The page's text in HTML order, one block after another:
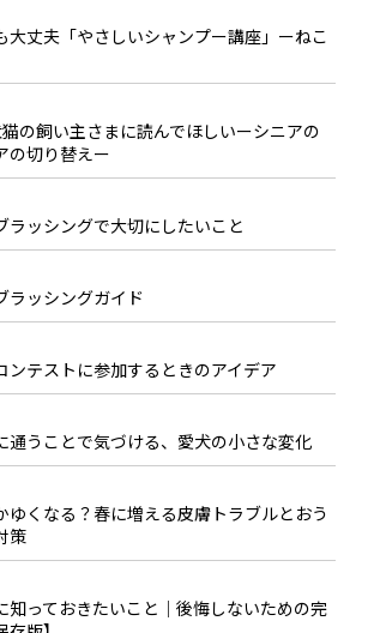
大丈夫「やさしいシャンプー講座」ーねこ
の飼い主さまに読んでほしいーシニアの
の切り替えー
ラッシングで大切にしたいこと
ラッシングガイド
ンテストに参加するときのアイデア
通うことで気づける、愛犬の小さな変化
ゆくなる？春に増える皮膚トラブルとおう
策
知っておきたいこと｜後悔しないための完